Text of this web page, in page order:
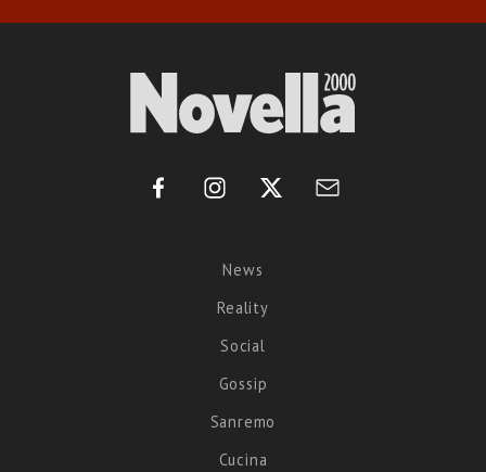
News
Reality
Social
Gossip
Sanremo
Cucina